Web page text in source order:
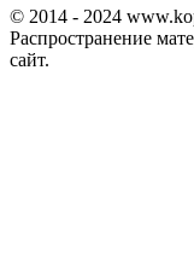
© 2014 - 2024
Распространение
сайт.